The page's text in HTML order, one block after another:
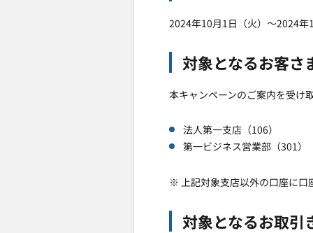
2024年10月1日（火）～2024年
対象となるお客さ
本キャンペーンのご案内を受け
法人第一支店（106）
第一ビジネス営業部（301）
※ 上記対象支店以外の口座に口
対象となるお取引